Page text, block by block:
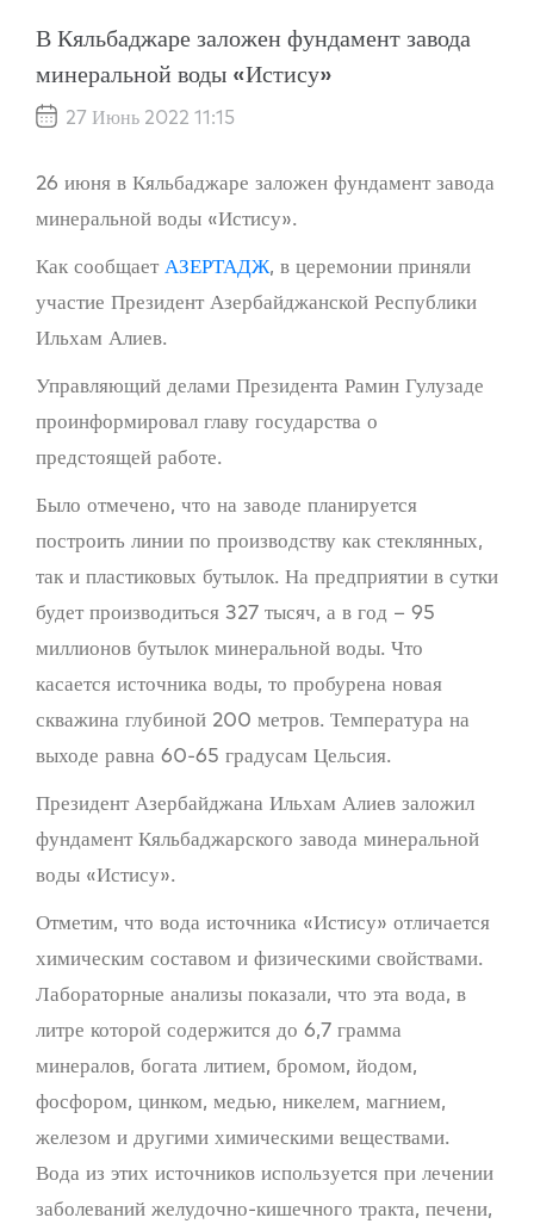
В Кяльбаджаре заложен фундамент завода
минеральной воды «Истису»
27 Июнь 2022 11:15
26 июня в Кяльбаджаре заложен фундамент завода
минеральной воды «Истису».
Как сообщаетАЗЕРТАДЖ, в церемонии приняли
участие Президент Азербайджанской Республики
Ильхам Алиев.
Управляющий делами Президента Рамин Гулузаде
проинформировал главу государства о
предстоящей работе.
Было отмечено, что на заводе планируется
построить линии по производству как стеклянных,
так и пластиковых бутылок. На предприятии в сутки
будет производиться 327 тысяч, а в год – 95
миллионов бутылок минеральной воды. Что
касается источника воды, то пробурена новая
скважина глубиной 200 метров. Температура на
выходе равна 60-65 градусам Цельсия.
Президент Азербайджана Ильхам Алиев заложил
фундамент Кяльбаджарского завода минеральной
воды «Истису».
Отметим, что вода источника «Истису» отличается
химическим составом и физическими свойствами.
Лабораторные анализы показали, что эта вода, в
литре которой содержится до 6,7 грамма
минералов, богата литием, бромом, йодом,
фосфором, цинком, медью, никелем, магнием,
железом и другими химическими веществами.
Вода из этих источников используется при лечении
заболеваний желудочно-кишечного тракта, печени,